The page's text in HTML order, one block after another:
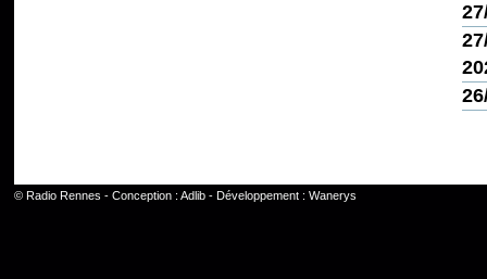
© Radio Rennes - Conception : Adlib- Développement : Wanerys